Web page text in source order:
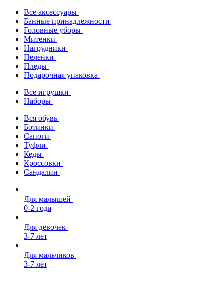
Все аксессуары
Банные принадлежности
Головные уборы
Митенки
Нагрудники
Пеленки
Пледы
Подарочная упаковка
Все игрушки
Наборы
Вся обувь
Ботинки
Сапоги
Туфли
Кеды
Кроссовки
Сандалии
Для малышей
0-2 года
Для девочек
3-7 лет
Для мальчиков
3-7 лет